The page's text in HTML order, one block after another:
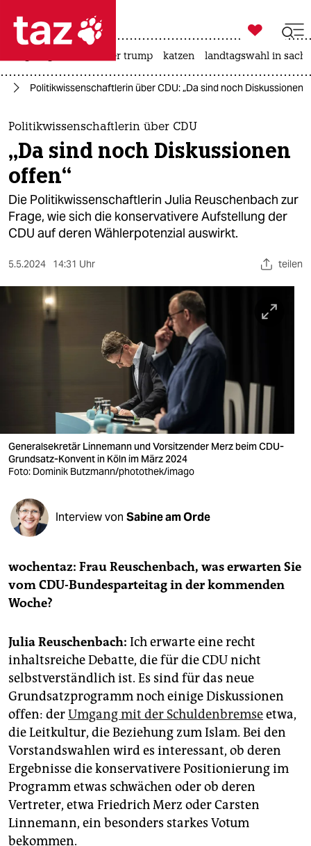
 taz zahl ich
taz zahl ich
themen
politik
öko
gesellschaft
sport
berlin
verlag
veranstaltungen
fragen & hilfe
abo
genossenschaft

taz zahl ich
usa unter trump katzen landtagswahl in
Politikwissenschaftlerin über CDU: „Da sind noch Diskussionen
Politikwissenschaftlerin über CDU
„Da sind noch Diskussionen
offen“
Die Politikwissenschaftlerin Julia Reuschenbach zur
Frage, wie sich die konservativere Aufstellung der
CDU auf deren Wählerpotenzial auswirkt.
5.5.2024 14:31 Uhr teilen
Generalsekretär Linnemann und Vorsitzender Merz beim CDU-
Grundsatz-Konvent in Köln im März 2024
Foto: Dominik Butzmann/photothek/imago
Interview von Sabine am Orde
wochentaz: Frau Reuschenbach, was erwarten Sie
vom CDU-Bundesparteitag in der kommenden
Woche?
Julia Reuschenbach: Ich erwarte eine recht
inhaltsreiche Debatte, die für die CDU nicht
selbstverständlich ist. Es sind für das neue
Grundsatzprogramm noch einige Dis­kus­sio­nen
offen: derUmgang mit der Schuldenbremseetwa,
die Leitkultur, die Beziehung zum Islam. Bei den
Vorstandswahlen wird es interessant, ob deren
Ergebnisse die konservativere Positionierung im
Programm etwas schwächen oder ob deren
Vertreter, etwa Friedrich Merz oder Carsten
Linnemann, ein besonders starkes Votum
bekommen.